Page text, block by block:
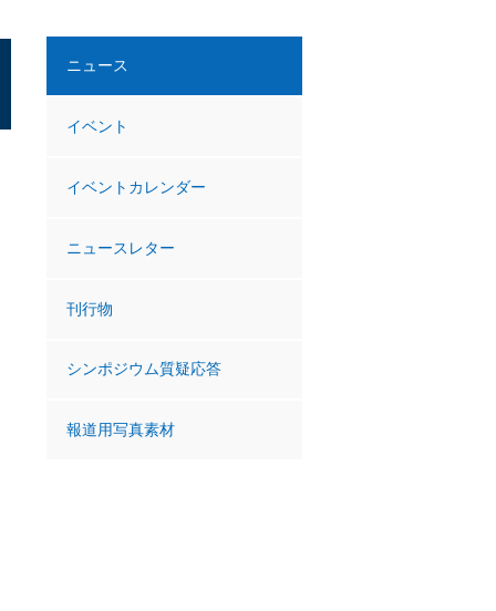
ニュース
イベント
イベントカレンダー
ニュースレター
刊行物
シンポジウム質疑応答
報道用写真素材